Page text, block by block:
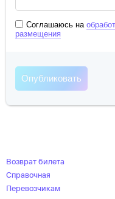
Соглашаюсь на
размещения
Возврат билета
Справочная
Перевозчикам